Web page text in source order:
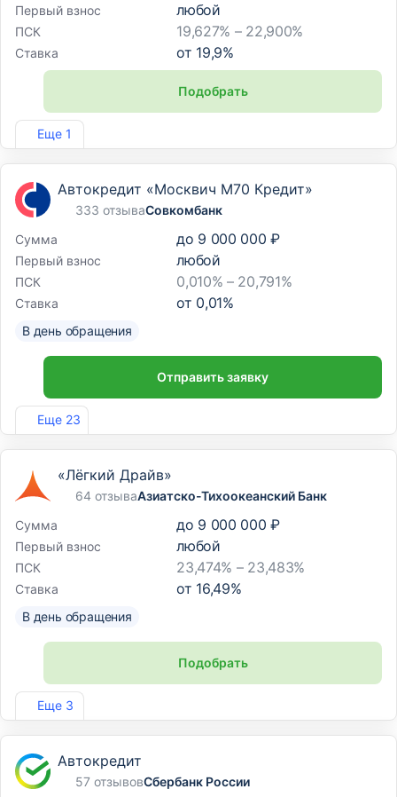
Еще 1
Первый взнос любой
ПСК 19,627% – 22,900%
Ставка от 19,9%
Подобрать
Лиц. №254
Еще 23
Автокредит «Москвич М70 Кредит»
333 отзываСовкомбанк
Сумма
до 9 000 000 ₽
Первый взнос любой
ПСК 0,010% – 20,791%
Ставка от 0,01%
В день обращения
Отправить заявку
Лиц. №963
Еще 3
«Лёгкий Драйв»
64 отзываАзиатско-Тихоокеанский Банк
Сумма
до 9 000 000 ₽
Первый взнос любой
ПСК 23,474% – 23,483%
Ставка от 16,49%
В день обращения
Подобрать
Лиц. №1810
Автокредит
57 отзывовСбербанк России